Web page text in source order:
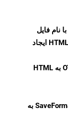
با نام فایل
محلی و فرمت تنظیم شده روی HTML ایجاد
از WordsApi برای تبدیل سند OTT به HTML
را از CellsAPI با SaveFormat به